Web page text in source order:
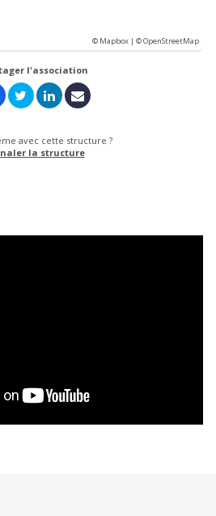
© Mapbox |© OpenStreetMap
l'association
avec cette structure ?
la structure